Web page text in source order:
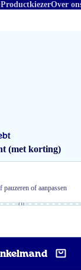
ProductkiezerOver
(met korting)
pauzeren of aanpassen
of